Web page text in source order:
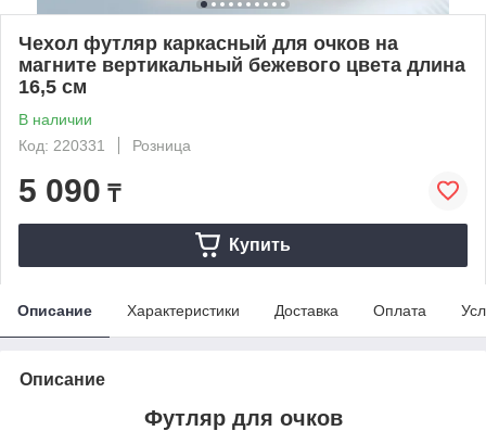
Чехол футляр каркасный для очков на
магните вертикальный бежевого цвета длина
16,5 см
В наличии
Код: 220331
Розница
5 090 ₸
Купить
Описание Характеристики Доставка Оплата
Описание
Футляр для очков